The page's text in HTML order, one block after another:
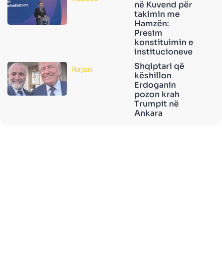
në Kuvend për
takimin me
Hamzën:
Presim
konstituimin e
institucioneve
Rajon
Shqiptari që
këshillon
Erdoganin
pozon krah
Trumpit në
Ankara